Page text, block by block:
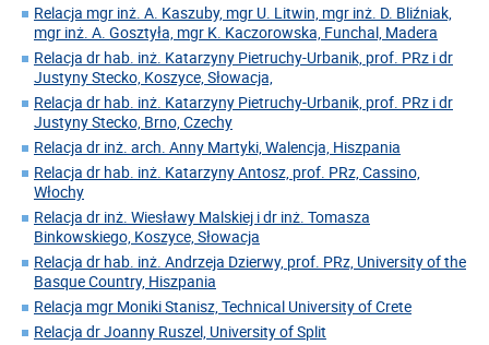
Relacja mgr inż. A. Kaszuby, mgr U. Litwin, mgr inż. D. Bliźniak,
mgr inż. A. Gosztyła, mgr K. Kaczorowska, Funchal, Madera
Relacja dr hab. inż. Katarzyny Pietruchy-Urbanik, prof. PRz i dr
Justyny Stecko, Koszyce, Słowacja,
Relacja dr hab. inż. Katarzyny Pietruchy-Urbanik, prof. PRz i dr
Justyny Stecko, Brno, Czechy
Relacja dr inż. arch. Anny Martyki, Walencja, Hiszpania
Relacja dr hab. inż. Katarzyny Antosz, prof. PRz, Cassino,
Włochy
Relacja dr inż. Wiesławy Malskiej i dr inż. Tomasza
Binkowskiego, Koszyce, Słowacja
Relacja dr hab. inż. Andrzeja Dzierwy, prof. PRz, University of the
Basque Country, Hiszpania
Relacja mgr Moniki Stanisz, Technical University of Crete
Relacja dr Joanny Ruszel, University of Split